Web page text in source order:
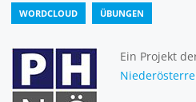
WORDCLOUD ÜBUNGEN
Ein Projekt